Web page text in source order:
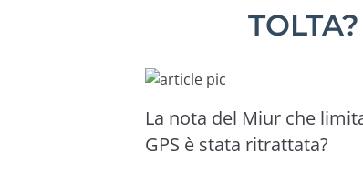
La nota del Miur che
GPS è stata ritrattata?